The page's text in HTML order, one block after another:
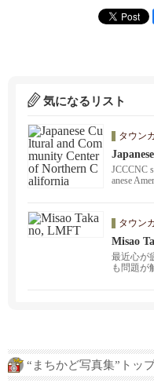
気になるリスト
タウン
of
JCCCNC
anese
タウン
Misao
最近心が
も問題が
します。
急ぎの方
“まちかど写真集”トッ